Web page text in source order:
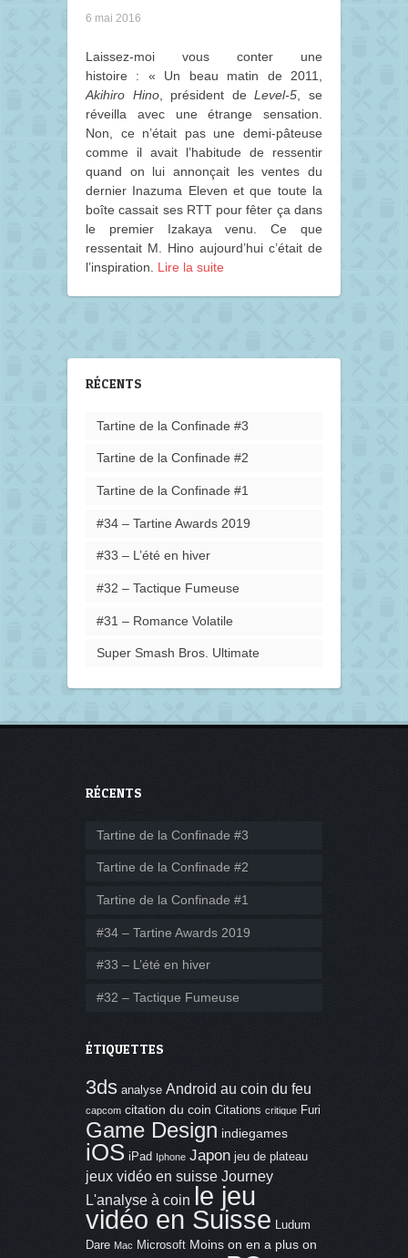
6 mai 2016
Laissez-moi vous conter une
histoire : « Un beau matin de 2011,
Akihiro Hino, président deLevel-5 , se
réveilla avec une étrange sensation.
Non, ce n’était pas une demi-pâteuse
comme il avait l’habitude de ressentir
quand on lui annonçait les ventes du
dernier Inazuma Eleven et que toute la
boîte cassait ses RTT pour fêter ça dans
le premier Izakaya venu. Ce que
ressentait M. Hino aujourd’hui c’était de
l’inspiration. Lire la suite
RÉCENTS
Tartine de la Confinade #3
Tartine de la Confinade #2
Tartine de la Confinade #1
#34 – Tartine Awards 2019
#33 – L’été en hiver
#32 – Tactique Fumeuse
#31 – Romance Volatile
Super Smash Bros. Ultimate
RÉCENTS
Tartine de la Confinade #3
Tartine de la Confinade #2
Tartine de la Confinade #1
#34 – Tartine Awards 2019
#33 – L’été en hiver
#32 – Tactique Fumeuse
ÉTIQUETTES
3ds analyse Android au coin du feu
capcom citation du coin Citations critique Furi
Game Design indiegames
iOS iPad Iphone Japon jeu de plateau
jeux vidéo en suisse Journey
L'analyse à coin le jeu
vidéo en Suisse Ludum
Dare Mac Microsoft Moins on en a plus on